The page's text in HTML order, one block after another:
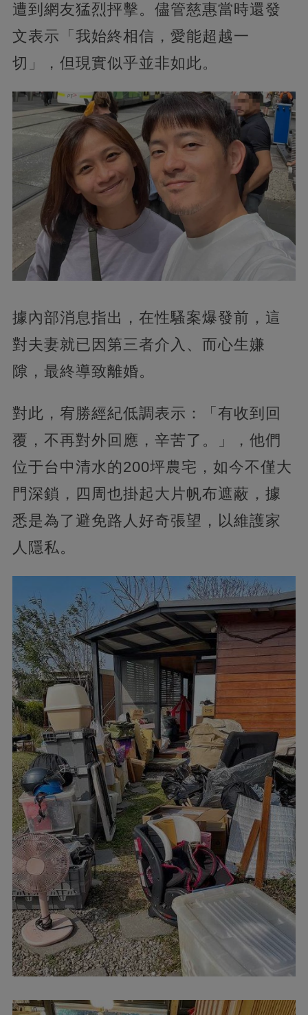
遭到網友猛烈抨擊。儘管慈惠當時還發
文表示「我始終相信，愛能超越一
切」，但現實似乎並非如此。
據內部消息指出，在性騷案爆發前，這
對夫妻就已因第三者介入、而心生嫌
隙，最終導致離婚。
對此，宥勝經紀低調表示：「有收到回
覆，不再對外回應，辛苦了。」，他們
位于台中清水的200坪農宅，如今不僅大
門深鎖，四周也掛起大片帆布遮蔽，據
悉是為了避免路人好奇張望，以維護家
人隱私。